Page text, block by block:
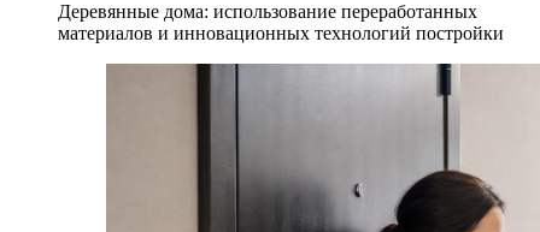
Деревянные дома: использование переработанных
материалов и инновационных технологий постройки